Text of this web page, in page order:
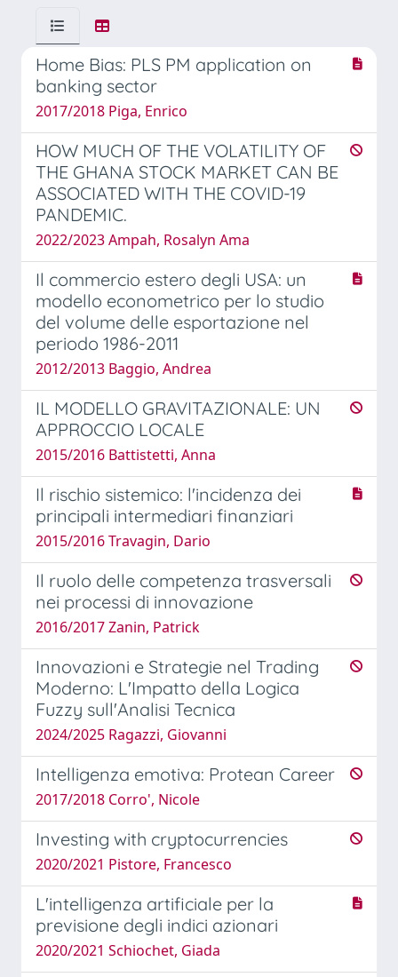
Home Bias: PLS PM application on
banking sector
2017/2018 Piga, Enrico
HOW MUCH OF THE VOLATILITY OF
THE GHANA STOCK MARKET CAN BE
ASSOCIATED WITH THE COVID-19
PANDEMIC.
2022/2023 Ampah, Rosalyn Ama
Il commercio estero degli USA: un
modello econometrico per lo studio
del volume delle esportazione nel
periodo 1986-2011
2012/2013 Baggio, Andrea
IL MODELLO GRAVITAZIONALE: UN
APPROCCIO LOCALE
2015/2016 Battistetti, Anna
Il rischio sistemico: l'incidenza dei
principali intermediari finanziari
2015/2016 Travagin, Dario
Il ruolo delle competenza trasversali
nei processi di innovazione
2016/2017 Zanin, Patrick
Innovazioni e Strategie nel Trading
Moderno: L'Impatto della Logica
Fuzzy sull'Analisi Tecnica
2024/2025 Ragazzi, Giovanni
Intelligenza emotiva: Protean Career
2017/2018 Corro', Nicole
Investing with cryptocurrencies
2020/2021 Pistore, Francesco
L'intelligenza artificiale per la
previsione degli indici azionari
2020/2021 Schiochet, Giada